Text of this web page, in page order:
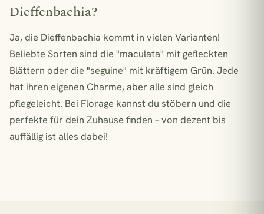
Dieffenbachia?
Ja, die Dieffenbachia kommt in vielen Varianten!
Beliebte Sorten sind die "maculata" mit gefleckten
Blättern oder die "seguine" mit kräftigem Grün. Jede
hat ihren eigenen Charme, aber alle sind gleich
pflegeleicht. Bei Florage kannst du stöbern und die
perfekte für dein Zuhause finden – von dezent bis
auffällig ist alles dabei!